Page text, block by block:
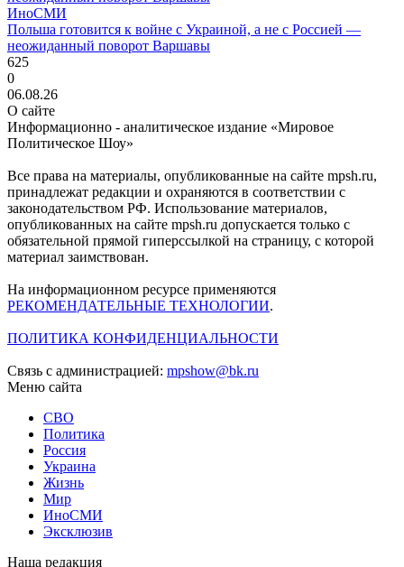
ИноСМИ
Польша готовится к войне с Украиной, а не с Россией —
неожиданный поворот Варшавы
625
0
06.08.26
О сайте
Информационно - аналитическое издание «Мировое
Политическое Шоу»
Все права на материалы, опубликованные на сайте mpsh.ru,
принадлежат редакции и охраняются в соответствии с
законодательством РФ. Использование материалов,
опубликованных на сайте mpsh.ru допускается только с
обязательной прямой гиперссылкой на страницу, с которой
материал заимствован.
На информационном ресурсе применяются
РЕКОМЕНДАТЕЛЬНЫЕ ТЕХНОЛОГИИ.
ПОЛИТИКА КОНФИДЕНЦИАЛЬНОСТИ
Связь с администрацией: mpshow@bk.ru
Меню сайта
СВО
Политика
Россия
Украина
Жизнь
Мир
ИноСМИ
Эксклюзив
Наша редакция